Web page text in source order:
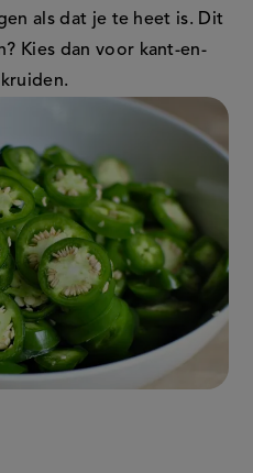
als dat je te heet is. Dit
Kies dan voor kant-en-